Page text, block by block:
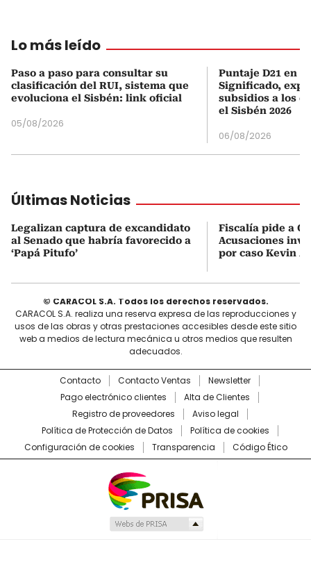
Lo más leído
Paso a paso para consultar su
clasificación del RUI, sistema que
evoluciona el Sisbén: link oficial
05/08/2026
Puntaje D21 en
Significado,
subsidios a los
el Sisbén 2026
06/08/2026
Últimas Noticias
Legalizan captura de excandidato
al Senado que habría favorecido a
‘Papá Pitufo’
Fiscalía pide a
Acusaciones
por caso Kevin
© CARACOL S.A. Todos los derechos reservados.
CARACOL S.A. realiza una reserva expresa de las reproducciones y
usos de las obras y otras prestaciones accesibles desde este sitio
web a medios de lectura mecánica u otros medios que resulten
adecuados.
Contacto Contacto Ventas
Newsletter
Pago electrónico clientes
Alta de Clientes
Registro de proveedores
Aviso legal
Política de Protección de Datos
Política de cookies
Configuración de cookies
Transparencia Código Ético